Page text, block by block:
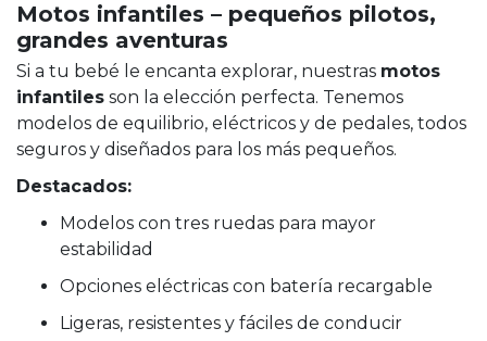
Motos infantiles – pequeños pilotos,
grandes aventuras
Si a tu bebé le encanta explorar, nuestras motos
infantiles son la elección perfecta. Tenemos
modelos de equilibrio, eléctricos y de pedales, todos
seguros y diseñados para los más pequeños.
Destacados:
Modelos con tres ruedas para mayor
estabilidad
Opciones eléctricas con batería recargable
Ligeras, resistentes y fáciles de conducir